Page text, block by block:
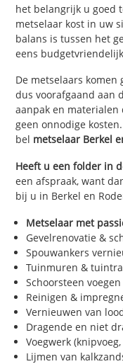
het belangrijk u goed
metselaar kost in uw
balans is tussen het
eens
De metselaars
dus voorafgaand aan
aanpak en materialen
geen onnodige
bel metselaar Berkel
Heeft u een folder in
een afspraak, want
bij u in Berkel en
Metselaar met
Gevelrenovatie &
Spouwankers
Tuinmuren &
Schoorsteen
Reinigen &
Vernieuwen van
Dragende en niet
Voegwerk
Lijmen van